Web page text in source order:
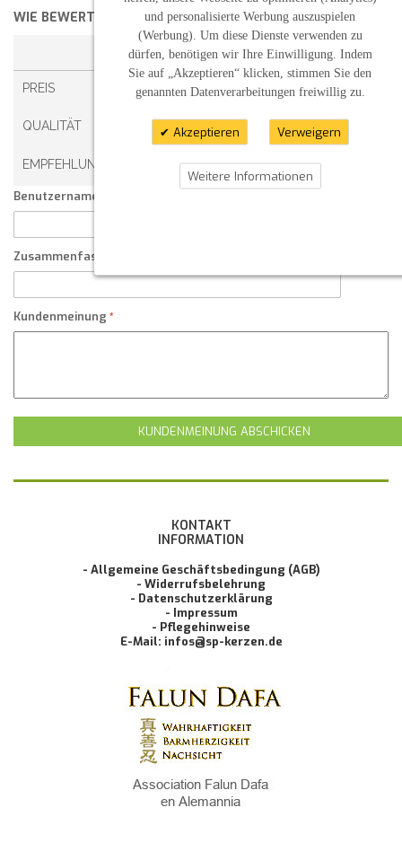
WIE BEWERTEN SIE DIESEN ARTIKEL?*
1 STERN 2 STERNE 3 STERNE 4 STERNE
PREIS
QUALITÄT
EMPFEHLUNG
Benutzername:
Zusammenfassung Ihrer Kundenmeinung
Kundenmeinung
KUNDENMEINUNG ABSCHICKEN
KONTAKT
INFORMATION
- Allgemeine Geschäftsbedingung (AGB)
- Widerrufsbelehrung
- Datenschutzerklärung
- Impressum
- Pflegehinweise
E-Mail: infos@sp-kerzen.de
und personalisierte Werbung auszuspielen
(Werbung). Um diese Dienste verwenden zu
dürfen, benötigen wir Ihre Einwilligung. Indem
Sie auf „Akzeptieren“ klicken, stimmen Sie den
genannten Datenverarbeitungen freiwillig zu.
Akzeptieren Verweigern
Weitere Informationen